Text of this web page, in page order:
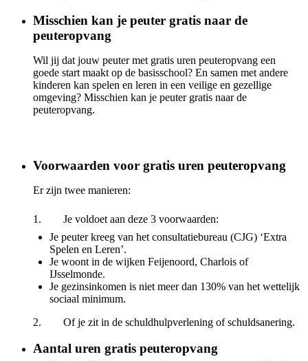
Misschien kan je peuter gratis naar de
peuteropvang
Wil jij dat jouw peuter met gratis uren peuteropvang een
goede start maakt op de basisschool? En samen met andere
kinderen kan spelen en leren in een veilige en gezellige
omgeving? Misschien kan je peuter gratis naar de
peuteropvang.
Voorwaarden voor gratis uren peuteropvang
Er zijn twee manieren:
1. Je voldoet aan deze 3 voorwaarden:
Je peuter kreeg van het consultatiebureau (CJG) ‘Extra
Spelen en Leren’.
Je woont in de wijken Feijenoord, Charlois of
IJsselmonde.
Je gezinsinkomen is niet meer dan 130% van het wettelijk
sociaal minimum.
2. Of je zit in de schuldhulpverlening of schuldsanering.
Aantal uren gratis peuteropvang